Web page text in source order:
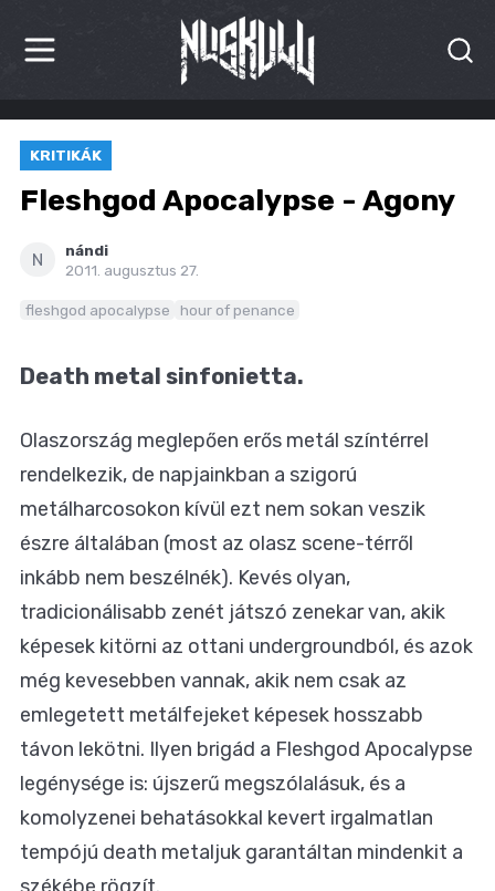
HÍREK
KRITIKÁK
BESZÁMOLÓK
INTERJÚK
KULT
MÁSVILÁG
BLOG
KRITIKÁK
Fleshgod Apocalypse - Agony
N
nándi
2011. augusztus 27.
fleshgod apocalypse hour of penance
Death metal sinfonietta.
Olaszország meglepően erős metál színtérrel
rendelkezik, de napjainkban a szigorú
metálharcosokon kívül ezt nem sokan veszik
észre általában (most az olasz scene-térről
inkább nem beszélnék). Kevés olyan,
tradicionálisabb zenét játszó zenekar van, akik
képesek kitörni az ottani undergroundból, és azok
még kevesebben vannak, akik nem csak az
emlegetett metálfejeket képesek hosszabb
távon lekötni. Ilyen brigád a Fleshgod Apocalypse
legénysége is: újszerű megszólalásuk, és a
komolyzenei behatásokkal kevert irgalmatlan
tempójú death metaljuk garantáltan mindenkit a
székébe rögzít.